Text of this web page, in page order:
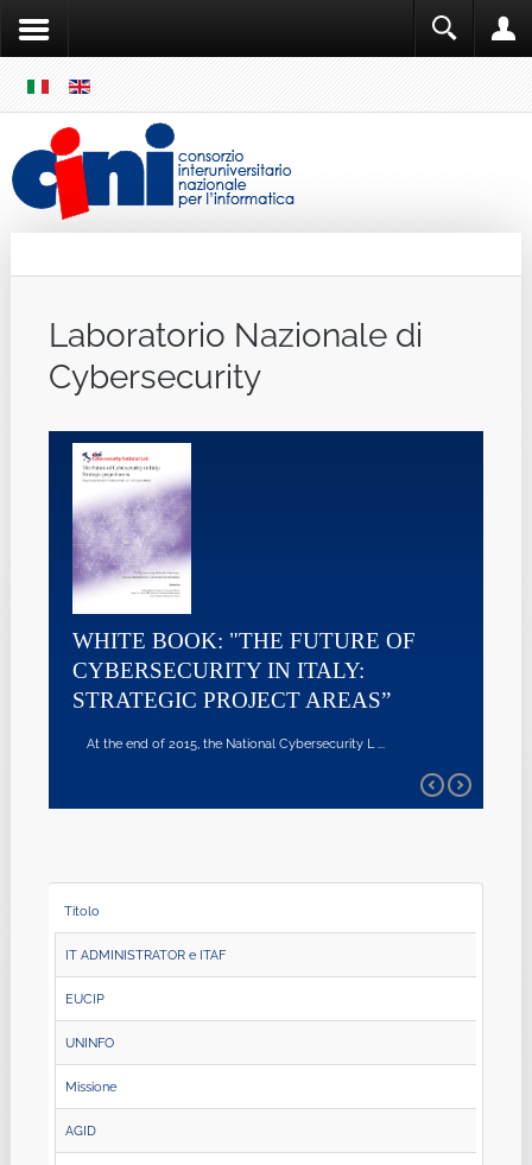
MENU
Laboratorio Nazionale di
Cybersecurity
WHITE BOOK: "THE FUTURE OF
CYBERSECURITY IN ITALY:
STRATEGIC PROJECT AREAS”
At the end of 2015, the National Cybersecurity L ...
Titolo
IT ADMINISTRATOR e ITAF
EUCIP
UNINFO
Missione
AGID